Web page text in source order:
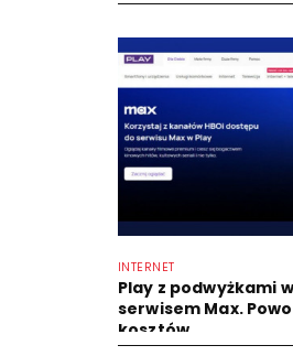
INTERNET
Play z podwyżkami
serwisem Max.
kosztów